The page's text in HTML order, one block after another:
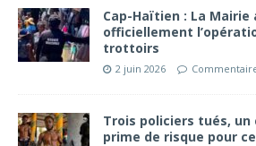
Cap-Haïtien : La Mairie
officiellement
trottoirs
2 juin 2026
Trois policiers tués,
prime de risque pour